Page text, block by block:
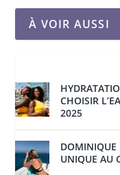
À VOIR AUSSI
CHOISIR
2025
DOMINIQUE
UNIQUE AU